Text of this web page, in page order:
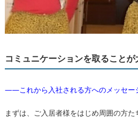
コミュニケーションを取ることが
――これから入社される方へのメッセー
まずは、ご入居者様をはじめ周囲の方た